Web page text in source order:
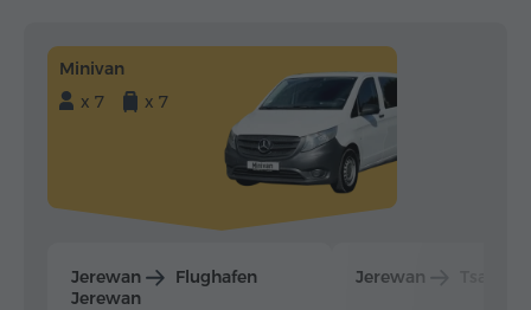
Minivan
x 7
x 7
Jerewan
Flughafen
Jerewan
Jerewan